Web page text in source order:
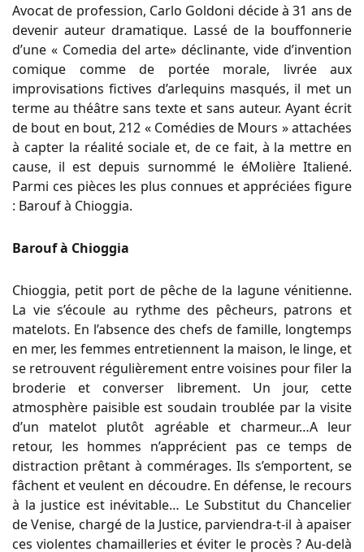
Avocat de profession, Carlo Goldoni décide à 31 ans de
devenir auteur dramatique. Lassé de la bouffonnerie
d’une « Comedia del arte» déclinante, vide d’invention
comique comme de portée morale, livrée aux
improvisations fictives d’arlequins masqués, il met un
terme au théâtre sans texte et sans auteur. Ayant écrit
de bout en bout, 212 « Comédies de Mours » attachées
à capter la réalité sociale et, de ce fait, à la mettre en
cause, il est depuis surnommé le éMolière Italiené.
Parmi ces pièces les plus connues et appréciées figure
: Barouf à Chioggia.
Barouf à Chioggia
Chioggia, petit port de pêche de la lagune vénitienne.
La vie s’écoule au rythme des pêcheurs, patrons et
matelots. En l’absence des chefs de famille, longtemps
en mer, les femmes entretiennent la maison, le linge, et
se retrouvent régulièrement entre voisines pour filer la
broderie et converser librement. Un jour, cette
atmosphère paisible est soudain troublée par la visite
d’un matelot plutôt agréable et charmeur…A leur
retour, les hommes n’apprécient pas ce temps de
distraction prêtant à commérages. Ils s’emportent, se
fâchent et veulent en découdre. En défense, le recours
à la justice est inévitable… Le Substitut du Chancelier
de Venise, chargé de la Justice, parviendra-t-il à apaiser
ces violentes chamailleries et éviter le procès ? Au-delà